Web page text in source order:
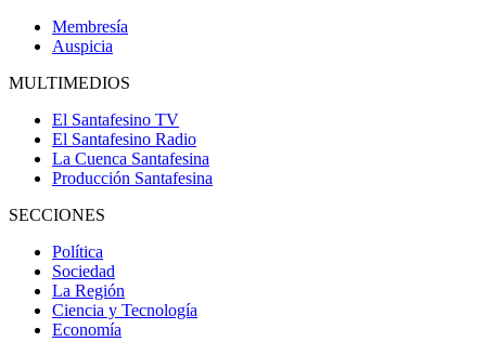
Membresía
Auspicia
MULTIMEDIOS
El Santafesino TV
El Santafesino Radio
La Cuenca Santafesina
Producción Santafesina
SECCIONES
Política
Sociedad
La Región
Ciencia y Tecnología
Economía